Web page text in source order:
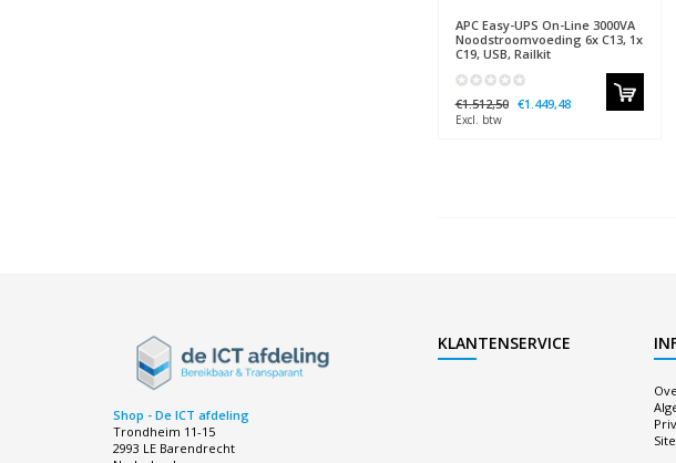
APCEasy-UPS On-Line 3000VA
Noodstroomvoeding 6x C13, 1x
C19, USB, Railkit
€1.512,50 €1.449,48
Excl. btw
Shop - De ICT afdeling
Trondheim 11-15
2993 LE Barendrecht
KLANTENSERVICE